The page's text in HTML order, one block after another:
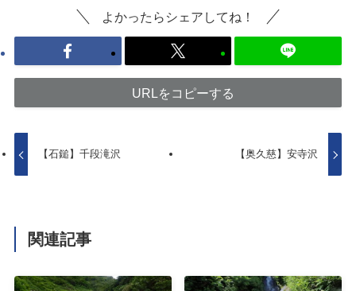
よかったらシェアしてね！
URLをコピーする
【石鎚】千段滝沢 【奥久慈】安寺沢
関連記事